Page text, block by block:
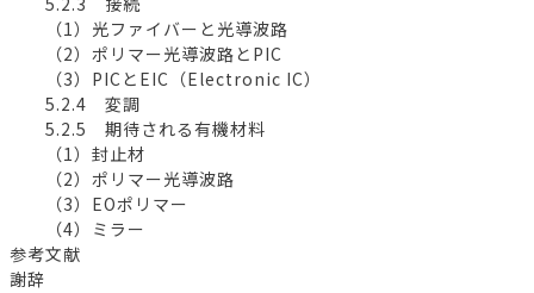
（1）光ファイバーと光導波路
（2）ポリマー光導波路とPIC
（3）PICとEIC（Electronic IC）
5.2.4 変調
5.2.5 期待される有機材料
（1）封止材
（2）ポリマー光導波路
（3）EOポリマー
（4）ミラー
参考文献
謝辞